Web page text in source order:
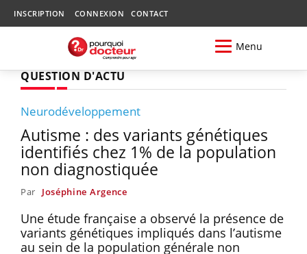
INSCRIPTION CONNEXION CONTACT
Menu
QUESTION D'ACTU
Neurodéveloppement
Autisme : des variants génétiques
identifiés chez 1% de la population
non diagnostiquée
Par Joséphine Argence
Une étude française a observé la présence de
variants génétiques impliqués dans l’autisme
au sein de la population générale non